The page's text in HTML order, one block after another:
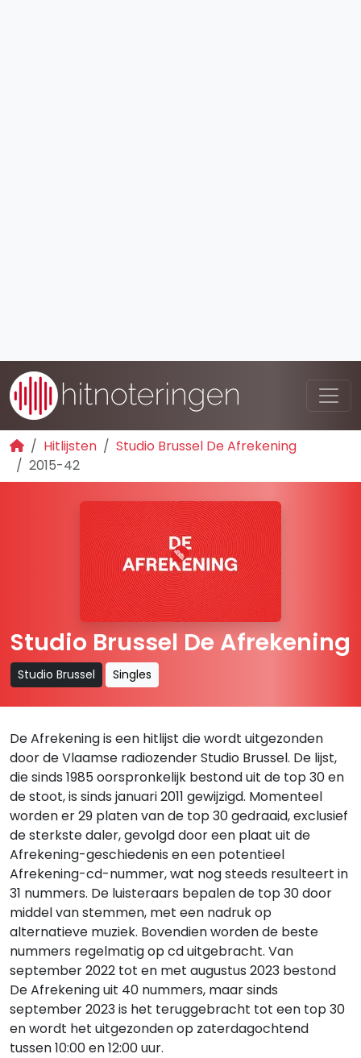
Hitlijsten
Studio Brussel De Afrekening
2015-42
Studio Brussel De Afrekening
Studio Brussel Singles
De Afrekening is een hitlijst die wordt uitgezonden
door de Vlaamse radiozender Studio Brussel. De lijst,
die sinds 1985 oorspronkelijk bestond uit de top 30 en
de stoot, is sinds januari 2011 gewijzigd. Momenteel
worden er 29 platen van de top 30 gedraaid, exclusief
de sterkste daler, gevolgd door een plaat uit de
Afrekening-geschiedenis en een potentieel
Afrekening-cd-nummer, wat nog steeds resulteert in
31 nummers. De luisteraars bepalen de top 30 door
middel van stemmen, met een nadruk op
alternatieve muziek. Bovendien worden de beste
nummers regelmatig op cd uitgebracht. Van
september 2022 tot en met augustus 2023 bestond
De Afrekening uit 40 nummers, maar sinds
september 2023 is het teruggebracht tot een top 30
en wordt het uitgezonden op zaterdagochtend
tussen 10:00 en 12:00 uur.